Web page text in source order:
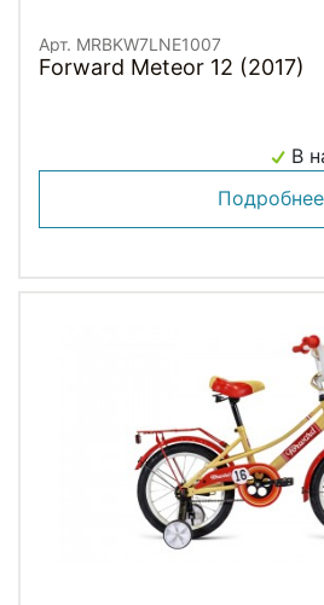
Арт. MRBKW7LNE1007
Forward Meteor 12 (2017)
В
Подробнее